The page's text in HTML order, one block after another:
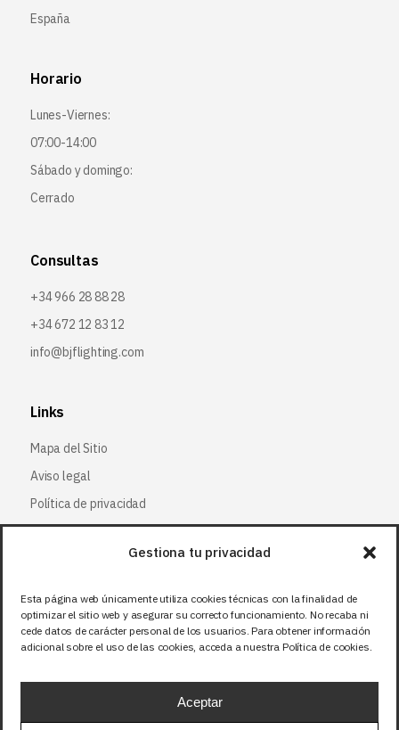
Gestiona tu privacidad
Esta página web únicamente utiliza cookies técnicas con la finalidad de
optimizar el sitio web y asegurar su correcto funcionamiento. No recaba ni
cede datos de carácter personal de los usuarios. Para obtener información
adicional sobre el uso de las cookies, acceda a nuestra Política de cookies.
Aceptar
España
Horario
Lunes-Viernes:
07:00-14:00
Sábado y domingo:
Cerrado
Consultas
+34 966 28 88 28
+34 672 12 83 12
info@bjflighting.com
Links
Mapa del Sitio
Aviso legal
Política de privacidad
Política de cookies
Síguenos
Facebook
X (Twitter)
Instagram